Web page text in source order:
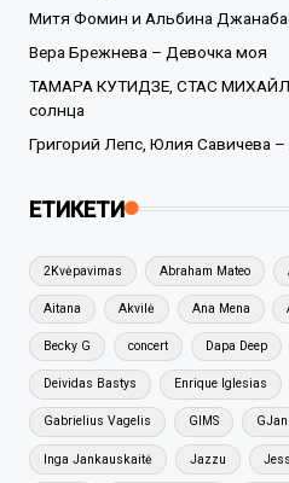
Митя Фомин и Альбина
Вера Брежнева – Девочка моя
ТАМАРА КУТИДЗЕ, СТАС
солнца
Григорий Лепс, Юлия Савичева
ЕТИКЕТИ
2Kvėpavimas Abraham Mateo
Aitana Akvilė Ana Mena
Becky G concert Dapa Deep
Deividas Bastys Enrique Iglesias
Gabrielius Vagelis GIMS GJan
Inga Jankauskaitė Jazzu